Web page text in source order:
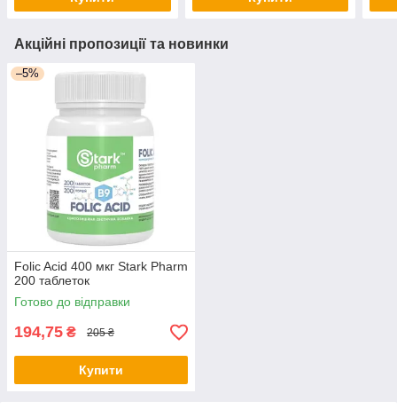
Акційні пропозиції та новинки
–5%
Folic Acid 400 мкг Stark Pharm
200 таблеток
Готово до відправки
194,75 ₴ 205 ₴
Купити